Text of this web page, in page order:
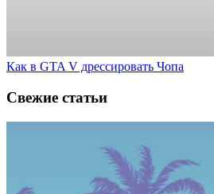
Как в GTA V дрессировать Чопа
Свежие статьи